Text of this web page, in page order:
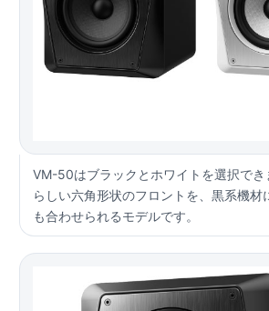
VM-50はブラックとホワイトを選択で
らしい六角形状のフロントを、黒系機材
も合わせられるモデルです。